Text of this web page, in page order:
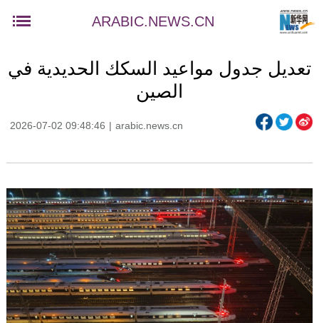
ARABIC.NEWS.CN
تعديل جدول مواعيد السكك الحديدية في
الصين
2026-07-02 09:48:46 | arabic.news.cn